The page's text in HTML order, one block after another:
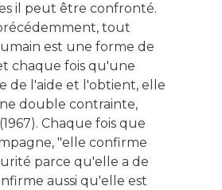
il peut être confronté.
tout
est une forme de
chaque fois qu'une
de l'aide et l'obtient, elle
double contrainte,
Chaque fois que
"elle confirme
parce qu'elle a de
aussi qu'elle est